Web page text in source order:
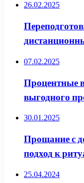
26.02.2025
07.02.2025
Процентные
выгодного
30.01.2025
Прощание с
подход к
25.04.2024